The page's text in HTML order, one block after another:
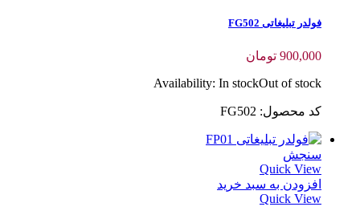
فولدر تبلیغاتی FG502
900,000 تومان
Availability: In stockOut of stock
کد محصول: FG502
سنجش
Quick View
افزودن به سبد خرید
Quick View